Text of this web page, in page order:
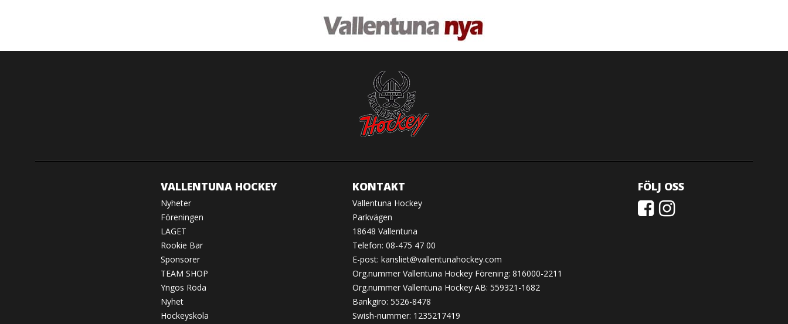
VALLENTUNA HOCKEY
Nyheter
Föreningen
LAGET
Rookie Bar
Sponsorer
TEAM SHOP
Yngos Röda
Nyhet
Hockeyskola
KONTAKT
Vallentuna Hockey
Parkvägen
18648 Vallentuna
Telefon: 08-475 47 00
E-post:kansliet@vallentunahockey.com
Org.nummer Vallentuna Hockey Förening: 816000-2211
Org.nummer Vallentuna Hockey AB: 559321-1682
Bankgiro: 5526-8478
Swish-nummer: 1235217419
FÖLJ OSS